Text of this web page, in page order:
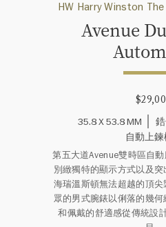
HW Harry Winston
Avenue
35.8 X 53.8 MM
自動上
第五大道Avenue雙時區自
別緻獨特的顯示方式以及
海瑞溫斯頓無法超越的頂
眾的男式腕錶以俐落的幾
和佩戴的舒適感從傳統設